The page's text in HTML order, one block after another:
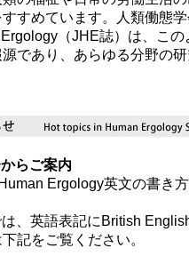
すめています。人類働態
（JHE誌）は、こ
であり、あらゆる分野の
らご案内
Ergology英文の書き
、英語表記にBritish
記をご覧ください。